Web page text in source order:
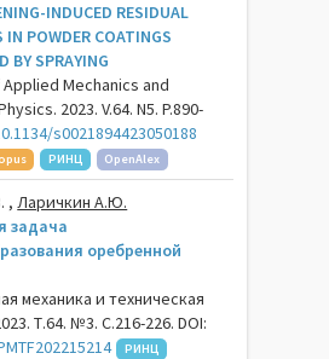
INDUCED RESIDUAL
IN POWDER COATINGS
BY SPRAYING
Mechanics and
2023. V.64. N5. P.890-
s0021894423050188
РИНЦ OpenAlex
,Ларичкин А.Ю.
задача
оребренной
механика и техническая
Т.64. №3. С.216-226. DOI:
РИНЦ